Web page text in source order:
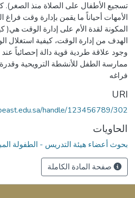
تسجيع الأطفال على الصلاة منذ الصغر).
الأمهات أحياناً ما يقمن بإدارة وقت فراغ
المكونة لقدة الأم على إدارة الوقت هي(
الهدف من إدارة الوقت، كيفية استغلال
ممارسة الطفل للأنشطة الترويحية
فراغه
URI
handle/123456789/302
الحاويات
بحوث أعضاء هيئة التدريس - الطفولة
صفحة المادة الكاملة